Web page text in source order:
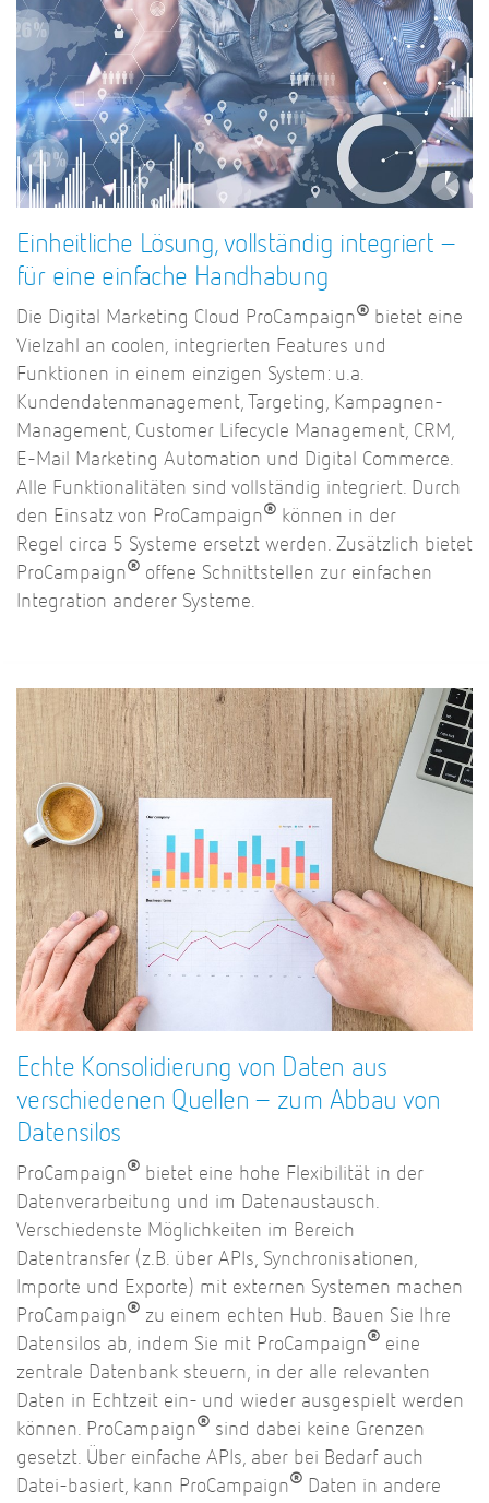
Einheitliche Lösung, vollständig integriert –
für eine einfache Handhabung
Die Digital Marketing Cloud ProCampaign® bietet eine
Vielzahl an coolen, integrierten Features und
Funktionen in einem einzigen System: u.a.
Kundendatenmanagement, Targeting, Kampagnen-
Management, Customer Lifecycle Management, CRM,
E-Mail Marketing Automation und Digital Commerce.
Alle Funktionalitäten sind vollständig integriert. Durch
den Einsatz von ProCampaign® können in der
Regel circa 5 Systeme ersetzt werden. Zusätzlich bietet
ProCampaign® offene Schnittstellen zur einfachen
Integration anderer Systeme.
Echte Konsolidierung von Daten aus
verschiedenen Quellen – zum Abbau von
Datensilos
ProCampaign® bietet eine hohe Flexibilität in der
Datenverarbeitung und im Datenaustausch.
Verschiedenste Möglichkeiten im Bereich
Datentransfer (z.B. über APIs, Synchronisationen,
Importe und Exporte) mit externen Systemen machen
ProCampaign® zu einem echten Hub. Bauen Sie Ihre
Datensilos ab, indem Sie mit ProCampaign® eine
zentrale Datenbank steuern, in der alle relevanten
Daten in Echtzeit ein- und wieder ausgespielt werden
können. ProCampaign® sind dabei keine Grenzen
gesetzt. Über einfache APIs, aber bei Bedarf auch
Datei-basiert, kann ProCampaign® Daten in andere